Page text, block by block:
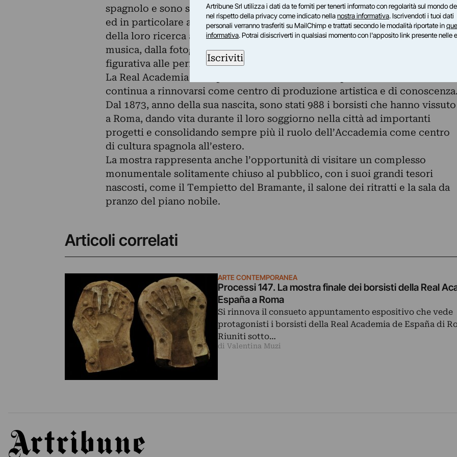
spagnolo e sono stati chiamati a realizzare un progetto dedicato all’Italia
ed in particolare alla città che li ospita. Roma rimane sempre al centro
della loro ricerca artistica, che quest’anno spazia dall’archeologia alla
musica, dalla fotografia al cinema, dalla letteratura alla moda, dall’arte
figurativa alle performance, mettendo in mostra tutta la loro creatività.
La Real Academia de España di Roma, 147 anni dopo la sua istituzione,
continua a rinnovarsi come centro di produzione artistica e di conoscenza.
Dal 1873, anno della sua nascita, sono stati 988 i borsisti che hanno vissuto
a Roma, dando vita durante il loro soggiorno nella città ad importanti
progetti e consolidando sempre più il ruolo dell’Accademia come centro
di cultura spagnola all’estero.
La mostra rappresenta anche l’opportunità di visitare un complesso
monumentale solitamente chiuso al pubblico, con i suoi grandi tesori
nascosti, come il Tempietto del Bramante, il salone dei ritratti e la sala da
pranzo del piano nobile.
Articoli correlati
ARTE CONTEMPORANEA
Processi 147. La mostra finale dei borsisti della Real
España a Roma
Si rinnova il consueto appuntamento espositivo che vede
protagonisti i borsisti della Real Academia de España di
Riuniti sotto…
di Valentina Muzi
Artribune
Artribune Srl utilizza i dati da te forniti per tenerti informato con regolarità sul mondo
nel rispetto della privacy come indicato nellanostra informativa. Iscrivendoti i tuoi dati
personali verranno trasferiti su MailChimp e trattati secondo le modalità riportate in
informativa. Potrai disiscriverti in qualsiasi momento con l'apposito link presente nelle
Iscriviti